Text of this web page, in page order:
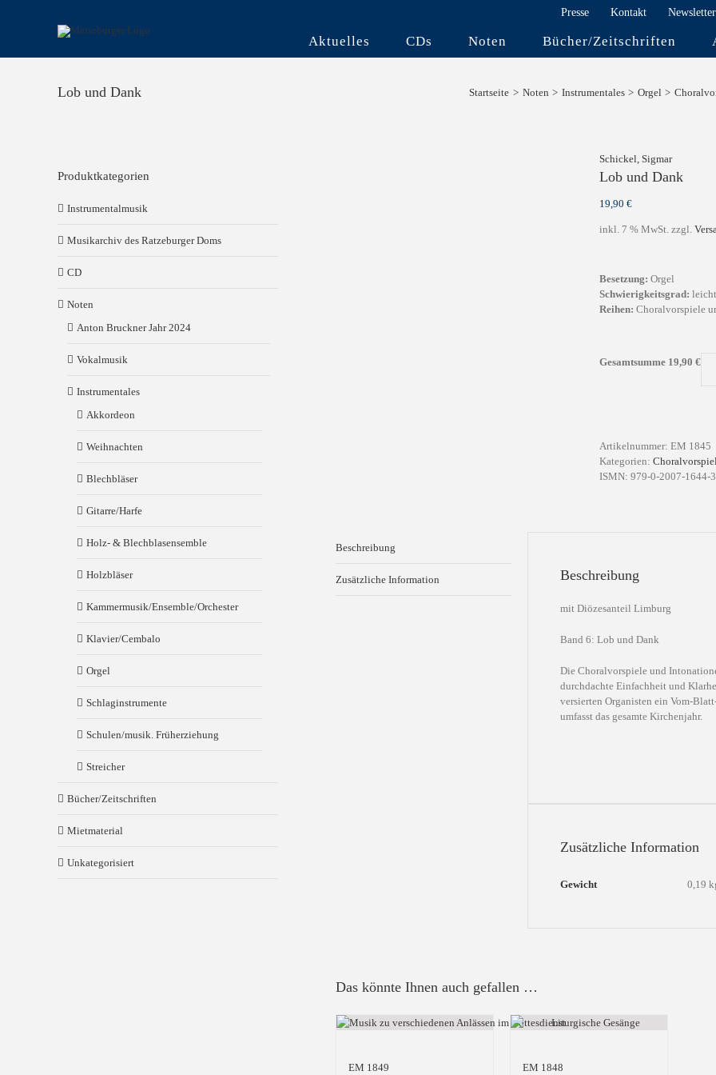
Presse Kontakt Newsletter
Aktuelles CDs Noten Bücher/Zeitschriften
Lob und Dank Startseite Noten Instrumentales Orgel
Schickel, Sigmar
Lob und Dank
19,90 €
inkl. 7 % MwSt. zzgl.
Besetzung: Orgel
Schwierigkeitsgrad:
Reihen: Choralvorspiele
Gesamtsumme 19,90 €
Artikelnummer: EM 1845
Kategorien:
ISMN: 979-0-2007-1644-3
Beschreibung
Zusätzliche Information Beschreibung
mit Diözesanteil Limburg
Band 6: Lob und Dank
Die Choralvorspiele und
durchdachte Einfachheit und
versierten Organisten ein Vom-
umfasst das gesamte Kirchenjahr.
Zusätzliche Information
Gewicht 0,19
Das könnte Ihnen auch gefallen …
EM 1849 EM 1848
Produktkategorien
Instrumentalmusik
Musikarchiv des Ratzeburger Doms
CD
Noten
Anton Bruckner Jahr 2024
Vokalmusik
Instrumentales
Akkordeon
Weihnachten
Blechbläser
Gitarre/Harfe
Holz- & Blechblasensemble
Holzbläser
Kammermusik/Ensemble/Orchester
Klavier/Cembalo
Orgel
Schlaginstrumente
Schulen/musik. Früherziehung
Streicher
Bücher/Zeitschriften
Mietmaterial
Unkategorisiert